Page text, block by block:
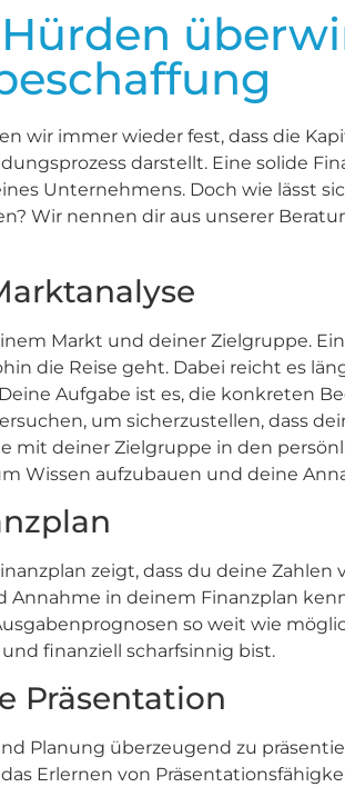
wir immer wieder fest, dass die
darstellt. Eine solide
Unternehmens. Doch wie lässt
Wir nennen dir aus unserer
Markt und deiner Zielgruppe.
die Reise geht. Dabei reicht es
Aufgabe ist es, die konkreten
um sicherzustellen, dass
mit deiner Zielgruppe in den
Wissen aufzubauen und deine
zeigt, dass du deine
Annahme in deinem Finanzplan
so weit wie
finanziell scharfsinnig bist.
Präsentation
Planung überzeugend zu
Erlernen von